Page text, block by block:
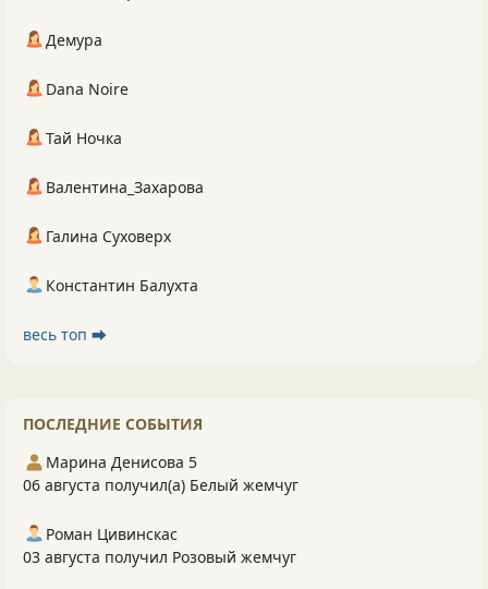
Демура
Dana Noire
Тай Ночка
Валентина_Захарова
Галина Суховерх
Константин Балухта
весь топ ⮕
ПОСЛЕДНИЕ СОБЫТИЯ
Марина Денисова 5
06 августа получил(а) Белый жемчуг
Роман Цивинскас
03 августа получил Розовый жемчуг